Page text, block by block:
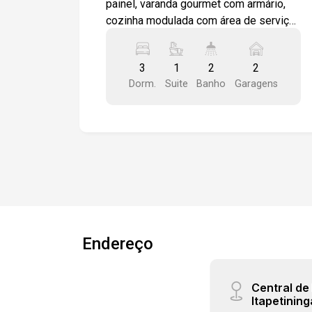
painel, varanda gourmet com armário,
cozinha modulada com área de serviço
sendo suíte. wc social. banheiros com
box em vidro e gabinetes. Todo em
piso porcelanato. 2 vagas de garagem
3
Dorm.
1
Suite
2
Banho
2
Garagens
Endereço
Central